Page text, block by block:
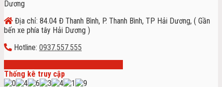
Địa chỉ: 84.04 Đ Thanh Bình, P. Thanh Bình, TP Hải Dương, ( Gần
bến xe phía tây Hải Dương )
Hotline: 0937.557.555
Thống kê truy cập